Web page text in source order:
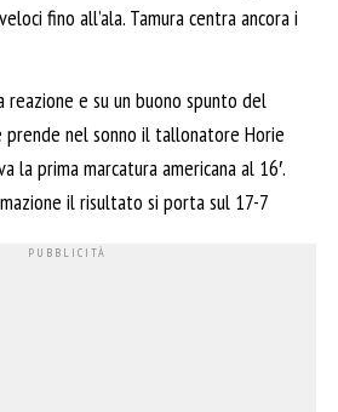
fino all’ala. Tamura centra ancora i
reazione e su un buono spunto del
prende nel sonno il tallonatore Horie
la prima marcatura americana al 16′.
il risultato si porta sul 17-7